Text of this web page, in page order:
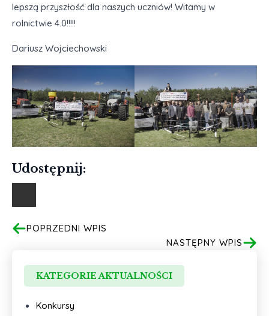
lepszą przyszłość dla naszych uczniów! Witamy w
rolnictwie 4.0!!!!!
Dariusz Wojciechowski
Udostępnij:
POPRZEDNI WPIS
NASTĘPNY WPIS
KATEGORIE AKTUALNOŚCI
Konkursy